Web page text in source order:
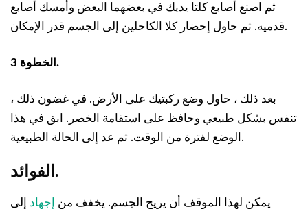
ثم اصنع أصابع كلتا يديك في بعضهما البعض وأمسك أصابع
قدميه. ثم حاول إحضار كلا الكاحلين إلى الجسم قدر الإمكان.
الخطوة 3.
بعد ذلك ، حاول وضع ركبتيك على الأرض. في غضون ذلك ،
تنفس بشكل طبيعي وحافظ على استقامة الخصر. ابق في هذا
الوضع لفترة من الوقت. ثم عد إلى الحالة الطبيعية.
الفوائد.
يمكن لهذا الموقف أن يريح الجسم. يخفف من إجهاد إلى